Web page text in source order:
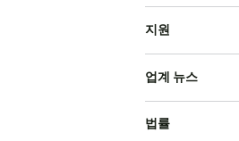
지원
업계 뉴스
법률